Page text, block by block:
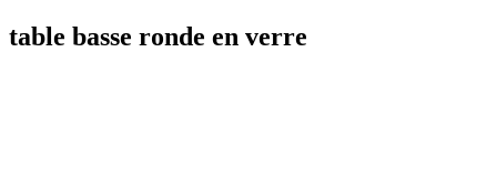
table basse ronde en verre